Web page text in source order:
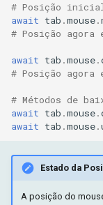
# Posição
await tab .mouse.
# Posição agora
await tab .mouse.
# Posição agora
# Métodos de
await tab .mouse.
await tab .mouse.
Estado da
A posição do